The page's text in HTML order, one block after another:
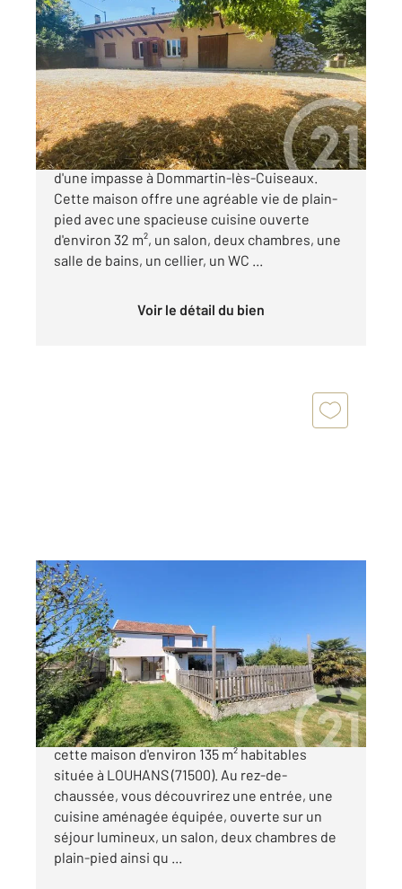
DOMMARTIN LES CUISEAUX 71
132,99 m2, 6 pièces
Ref : 2898
Maison à vendre
199 000 €
Charmante ferme mitoyenne située au fond
d'une impasse à Dommartin-lès-Cuiseaux.
Cette maison offre une agréable vie de plain-
pied avec une spacieuse cuisine ouverte
d'environ 32 m², un salon, deux chambres, une
salle de bains, un cellier, un WC ...
Voir le détail du bien
LOUHANS CHATEAURENAUD 71
135,60 m2
Ref : 2925
Maison à vendre
199 000 €
Century21 Cœur de Bresse vous présente
cette maison d'environ 135 m² habitables
située à LOUHANS (71500). Au rez-de-
chaussée, vous découvrirez une entrée, une
cuisine aménagée équipée, ouverte sur un
séjour lumineux, un salon, deux chambres de
plain-pied ainsi qu ...